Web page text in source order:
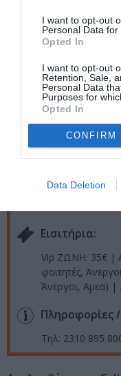
I want to opt-out
Personal Data for
Opted In
I want to opt-out
Retention, Sale,
Personal Data
Purposes for
Opted In
CONFIRM
Data Deletion
19/01/2023
22/01/2023
Πέμπτη-
Κυριακή &
Τοποθεσία:
Eισιτήρια:
Vip ΖΩΝΗ: 35€ |
φοιτητές,
Άνεργοι, Αμεα)
Πληροφορίες
Τηλ: 2310 895